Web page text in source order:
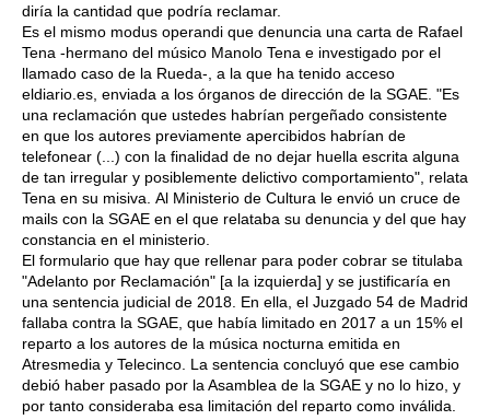
diría la cantidad que podría reclamar.
Es el mismo modus operandi que denuncia una carta de Rafael
Tena -hermano del músico Manolo Tena e investigado por el
llamado caso de la Rueda-, a la que ha tenido acceso
eldiario.es, enviada a los órganos de dirección de la SGAE. "Es
una reclamación que ustedes habrían pergeñado consistente
en que los autores previamente apercibidos habrían de
telefonear (...) con la finalidad de no dejar huella escrita alguna
de tan irregular y posiblemente delictivo comportamiento", relata
Tena en su misiva. Al Ministerio de Cultura le envió un cruce de
mails con la SGAE en el que relataba su denuncia y del que hay
constancia en el ministerio.
El formulario que hay que rellenar para poder cobrar se titulaba
"Adelanto por Reclamación" [a la izquierda] y se justificaría en
una sentencia judicial de 2018. En ella, el Juzgado 54 de Madrid
fallaba contra la SGAE, que había limitado en 2017 a un 15% el
reparto a los autores de la música nocturna emitida en
Atresmedia y Telecinco. La sentencia concluyó que ese cambio
debió haber pasado por la Asamblea de la SGAE y no lo hizo, y
por tanto consideraba esa limitación del reparto como inválida.